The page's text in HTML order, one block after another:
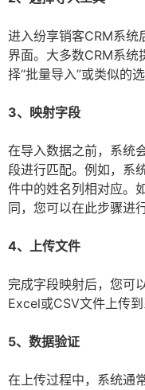
进入纷享销客CRM系统
界面。大多数CRM系统
择“批量导入”或类似的选
3、映射字段
在导入数据之前，系统
段进行匹配。例如，系
件中的姓名列相对应。
同，您可以在此步骤进
4、上传文件
完成字段映射后，您可
Excel或CSV文件上传到
5、数据验证
在上传过程中，系统通